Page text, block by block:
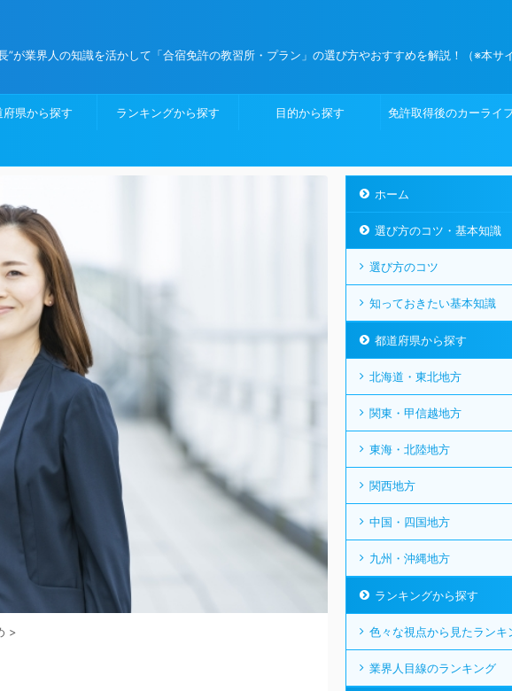
”が業界人の知識を活かして「合宿免許の教習所・プラン」の選び方やおすすめを解説！（※本サ
府県から探す ランキングから探す 目的から探す 免許取得後のカーライ
>
ホーム
選び方のコツ・基本知識
選び方のコツ
知っておきたい基本知識
都道府県から探す
北海道・東北地方
関東・甲信越地方
東海・北陸地方
関西地方
中国・四国地方
九州・沖縄地方
ランキングから探す
色々な視点から見たランキ
業界人目線のランキング